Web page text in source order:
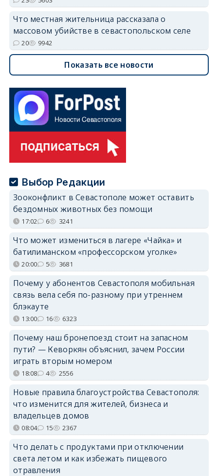
Что местная жительница рассказала о
массовом убийстве в севастопольском селе
20 9942
Показать все новости
Выбор Редакции
Зооконфликт в Севастополе может оставить
бездомных животных без помощи
17:02 6 3241
Что может измениться в лагере «Чайка» и
батилиманском «профессорском уголке»
20:00 5 3681
Почему у абонентов Севастополя мобильная
связь вела себя по-разному при утреннем
блэкауте
13:00 16 6323
Почему наш бронепоезд стоит на запасном
пути? — Кеворкян объяснил, зачем России
играть вторым номером
18:08 4 2556
Новые правила благоустройства Севастополя:
что изменится для жителей, бизнеса и
владельцев домов
08:04 15 2367
Что делать с продуктами при отключении
света летом и как избежать пищевого
отравления